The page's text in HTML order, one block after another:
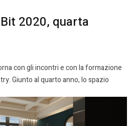
2020, quarta
con gli incontri e con la formazione
Giunto al quarto anno, lo spazio